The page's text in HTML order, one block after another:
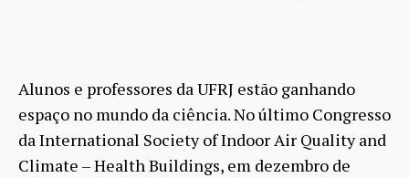
Alunos e professores da UFRJ estão ganhando
espaço no mundo da ciência. No último Congresso
da International Society of Indoor Air Quality and
Climate – Health Buildings, em dezembro de